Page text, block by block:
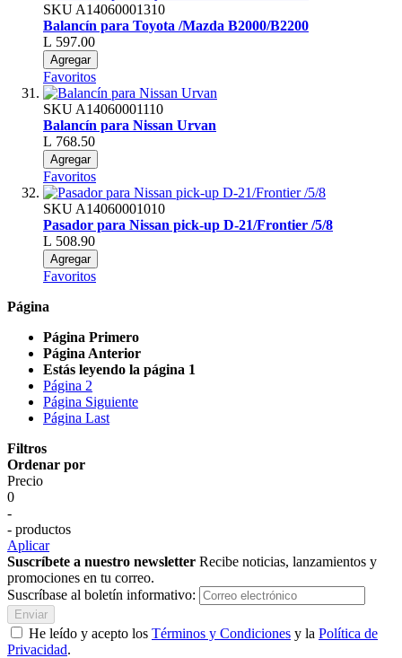
SKU A14060001310
Balancín para Toyota /Mazda B2000/B2200
L 597.00
Agregar
Favoritos
SKU A14060001110
Balancín para Nissan Urvan
L 768.50
Agregar
Favoritos
SKU A14060001010
Pasador para Nissan pick-up D-21/Frontier /5/8
L 508.90
Agregar
Favoritos
Página
Página Primero
Página Anterior
Estás leyendo la página 1
Página 2
Página Siguiente
Página Last
Filtros
Ordenar por
Precio
0
-
- productos
Aplicar
Suscríbete a nuestro newsletter Recibe noticias, lanzamientos y
promociones en tu correo.
Suscríbase al boletín informativo:
Enviar
He leído y acepto los Términos y Condiciones y la Política de
Privacidad.